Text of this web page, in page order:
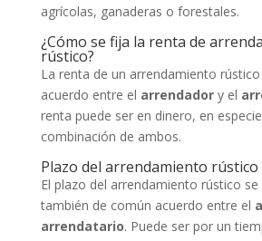
agrícolas, ganaderas o forestales.
¿Cómo se fija la renta de
rústico?
La renta de un arrendamiento
acuerdo entre el arrendadory el
renta puede ser en dinero, en
combinación de ambos.
Plazo del arrendamiento rústico
El plazo del arrendamiento rústico se
también de común acuerdo entre el
arrendatario. Puede ser por un